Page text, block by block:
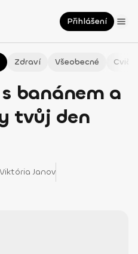
Přihlášení
Zdraví Všeobecné
banánem a
tvůj den
Viktória Janov